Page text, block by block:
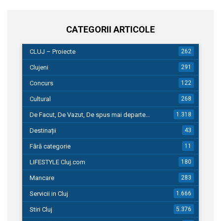
CATEGORII ARTICOLE
CLUJ – Proiecte 262
Clujeni 291
Concurs 122
Cultural 268
De Facut, De Vazut, De spus mai departe… 1.318
Destinații 43
Fără categorie 11
LIFESTYLE Cluj.com 180
Mancare 283
Servicii in Cluj 1.666
Stiri Cluj 5.376